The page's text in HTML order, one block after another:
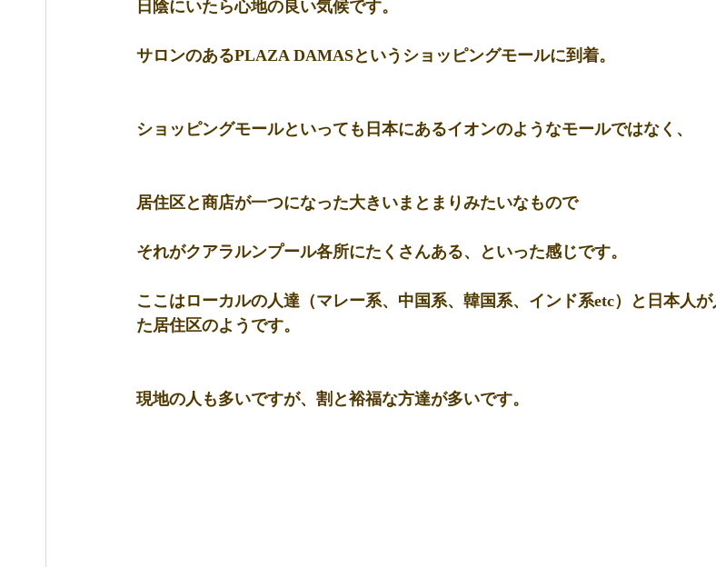
日陰にいたら心地の良い気候です。
サロンのあるPLAZA DAMASというショッピングモールに到着。
ショッピングモールといっても日本にあるイオンのようなモールではなく、
居住区と商店が一つになった大きいまとまりみたいなもので
それがクアラルンプール各所にたくさんある、といった感じです。
ここはローカルの人達（マレー系、中国系、韓国系、インド系etc）と日本人が
た居住区のようです。
現地の人も多いですが、割と裕福な方達が多いです。